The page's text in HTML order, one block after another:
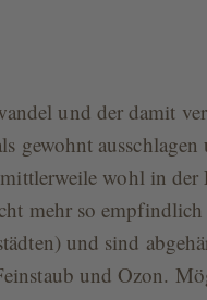
und der damit
gewohnt
wohl in
mehr so
und sind
und Ozon.